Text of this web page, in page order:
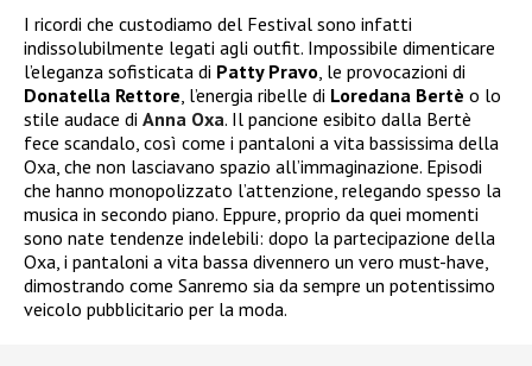
I ricordi che custodiamo del Festival sono infatti
indissolubilmente legati agli outfit. Impossibile dimenticare
l’eleganza sofisticata di Patty Pravo , le provocazioni di
Donatella Rettore , l’energia ribelle di Loredana Bertè o lo
stile audace di Anna Oxa. Il pancione esibito dalla Bertè
fece scandalo, così come i pantaloni a vita bassissima della
Oxa, che non lasciavano spazio all’immaginazione. Episodi
che hanno monopolizzato l’attenzione, relegando spesso la
musica in secondo piano. Eppure, proprio da quei momenti
sono nate tendenze indelebili: dopo la partecipazione della
Oxa, i pantaloni a vita bassa divennero un vero must-have,
dimostrando come Sanremo sia da sempre un potentissimo
veicolo pubblicitario per la moda.